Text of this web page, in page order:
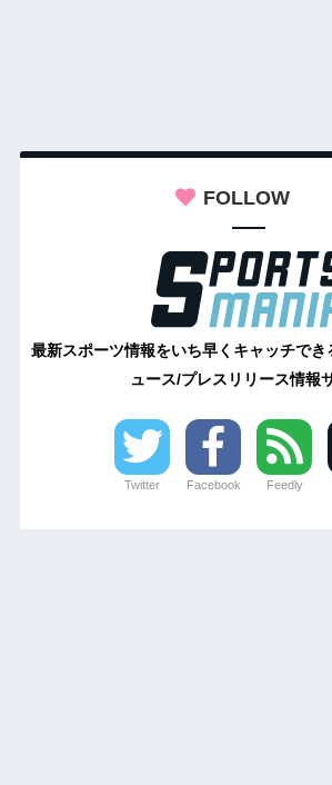
FOLLOW
最新スポーツ情報をいち早くキャッチでき
ュース/プレスリリース情報
Twitter Facebook Feedly